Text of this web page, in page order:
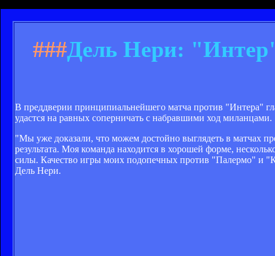
###Дель Нери:
В преддверии принципиальнейшего матча против "Интера"
удастся на равных соперничать с набравшими ход миланцами.
"Мы уже доказали, что можем достойно выглядеть в матчах
результата. Моя команда находится в хорошей форме,
силы. Качество игры моих подопечных против "Палермо" и
Дель Нери.